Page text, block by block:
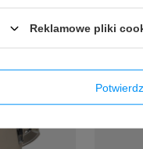
Reklamowe pliki